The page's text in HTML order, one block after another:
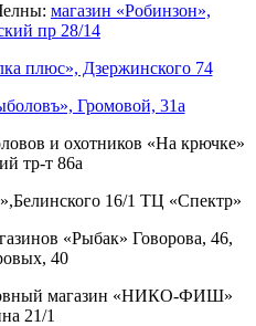
магазин «Робинзон»,
пр 28/14
плюс», Дзержинского 74
Громовой, 31а
и охотников «На крючке»
тр-т 86а
16/1 ТЦ «Спектр»
«Рыбак» Говорова, 46,
40
магазин «НИКО-ФИШ»
21/1